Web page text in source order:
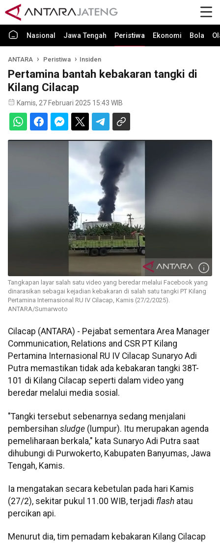
Nasional Jawa Tengah Peristiwa Ekonomi Bola
ANTARA Peristiwa Insiden
Pertamina bantah kebakaran tangki di
Kilang Cilacap
Kamis, 27 Februari 2025 15:43 WIB
Tangkapan layar salah satu video yang beredar melalui Facebook yang
dinarasikan sebagai kejadian kebakaran di salah satu tangki PT Kilang
Pertamina Internasional RU IV Cilacap, Kamis (27/2/2025).
ANTARA/Sumarwoto
Cilacap (ANTARA) - Pejabat sementara Area Manager
Communication, Relations and CSR PT Kilang
Pertamina Internasional RU IV Cilacap Sunaryo Adi
Putra memastikan tidak ada kebakaran tangki 38T-
101 di Kilang Cilacap seperti dalam video yang
beredar melalui media sosial.
"Tangki tersebut sebenarnya sedang menjalani
pembersihan sludge (lumpur). Itu merupakan agenda
pemeliharaan berkala," kata Sunaryo Adi Putra saat
dihubungi di Purwokerto, Kabupaten Banyumas, Jawa
Tengah, Kamis.
Ia mengatakan secara kebetulan pada hari Kamis
(27/2), sekitar pukul 11.00 WIB, terjadi flash atau
percikan api.
Menurut dia, tim pemadam kebakaran Kilang Cilacap